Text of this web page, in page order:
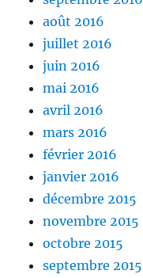
août 2016
juillet 2016
juin 2016
mai 2016
avril 2016
mars 2016
février 2016
janvier 2016
décembre 2015
novembre 2015
octobre 2015
septembre 2015